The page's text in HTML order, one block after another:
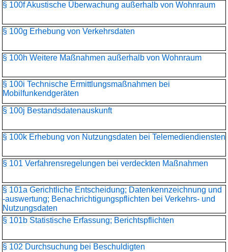
§ 100f Akustische Überwachung außerhalb von Wohnraum
§ 100g Erhebung von Verkehrsdaten
§ 100h Weitere Maßnahmen außerhalb von Wohnraum
§ 100i Technische Ermittlungsmaßnahmen bei
Mobilfunkendgeräten
§ 100j Bestandsdatenauskunft
§ 100k Erhebung von Nutzungsdaten bei Telemediendiensten
§ 101 Verfahrensregelungen bei verdeckten Maßnahmen
§ 101a Gerichtliche Entscheidung; Datenkennzeichnung und
-auswertung; Benachrichtigungspflichten bei Verkehrs- und
Nutzungsdaten
§ 101b Statistische Erfassung; Berichtspflichten
§ 102 Durchsuchung bei Beschuldigten